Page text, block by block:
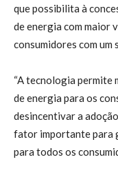
que possibilita à
de energia com maior
consumidores com um
“A tecnologia permite
de energia para os
desincentivar a
fator importante para
para todos os